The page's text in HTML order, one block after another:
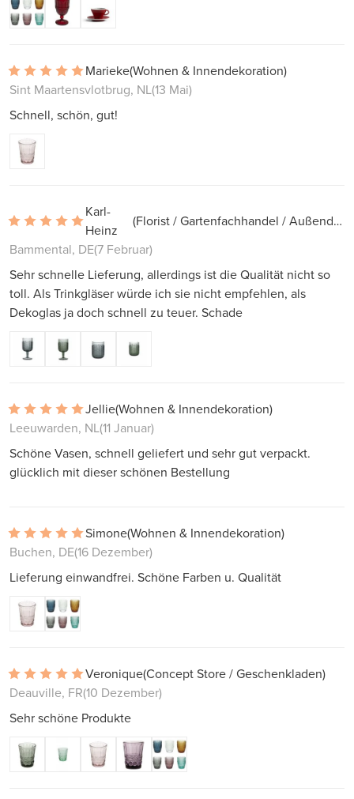
Marieke(Wohnen & Innendekoration)
Sint Maartensvlotbrug, NL(13 Mai)
Schnell, schön, gut!
Karl-
Heinz
(Florist / Gartenfachhandel / Außendekoration)
Bammental, DE(7 Februar)
Sehr schnelle Lieferung, allerdings ist die Qualität nicht so
toll. Als Trinkgläser würde ich sie nicht empfehlen, als
Dekoglas ja doch schnell zu teuer. Schade
Jellie(Wohnen & Innendekoration)
Leeuwarden, NL(11 Januar)
Schöne Vasen, schnell geliefert und sehr gut verpackt.
glücklich mit dieser schönen Bestellung
Simone(Wohnen & Innendekoration)
Buchen, DE(16 Dezember)
Lieferung einwandfrei. Schöne Farben u. Qualität
Veronique(Concept Store / Geschenkladen)
Deauville, FR(10 Dezember)
Sehr schöne Produkte